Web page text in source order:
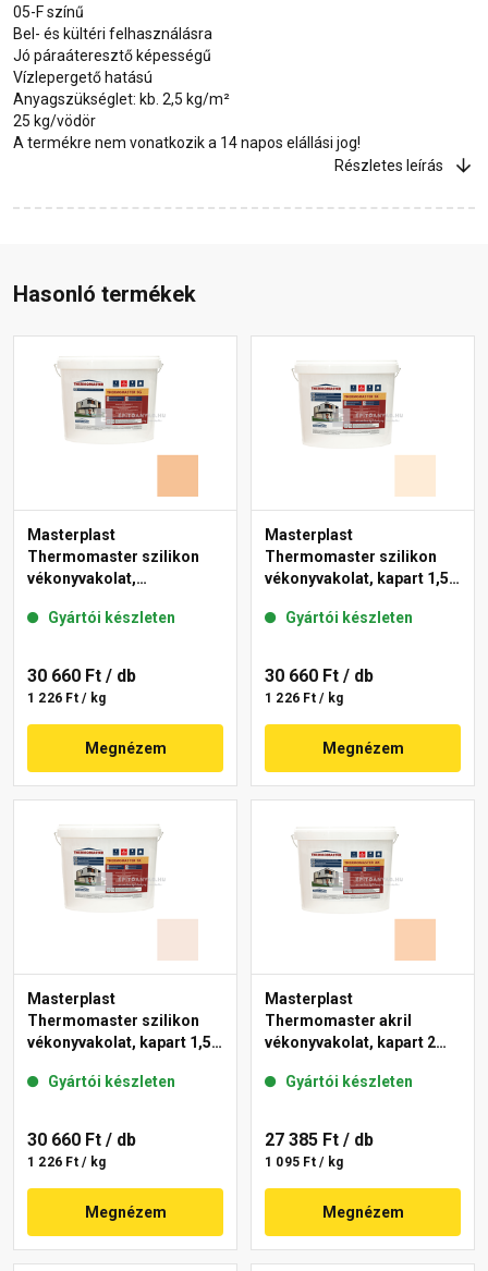
05-F színű
Bel- és kültéri felhasználásra
Jó páraáteresztő képességű
Vízlepergető hatású
Anyagszükséglet: kb. 2,5 kg/m²
25 kg/vödör
A termékre nem vonatkozik a 14 napos elállási jog!
Részletes leírás
Hasonló termékek
Masterplast
Thermomaster szilikon
vékonyvakolat,
04-C 25 kg
Gyártói készleten
30 660 Ft / db
1 226 Ft / kg
Megnézem
Masterplast
Thermomaster szilikon
vékonyvakolat, kapart 1,5
Gyártói készleten
30 660 Ft / db
1 226 Ft / kg
Megnézem
Masterplast
Thermomaster szilikon
vékonyvakolat, kapart 1,5
Gyártói készleten
30 660 Ft / db
1 226 Ft / kg
Megnézem
Masterplast
Thermomaster akril
vékonyvakolat, kapart 2
Gyártói készleten
27 385 Ft / db
1 095 Ft / kg
Megnézem